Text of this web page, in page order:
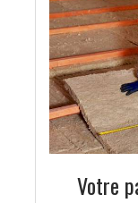
Votre